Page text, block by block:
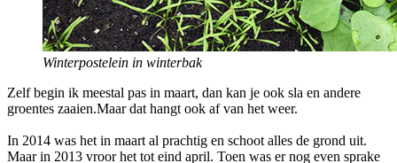
Winterpostelein in winterbak
Zelf begin ik meestal pas in maart, dan kan je ook sla en andere
groentes zaaien.Maar dat hangt ook af van het weer.
In 2014 was het in maart al prachtig en schoot alles de grond uit.
Maar in 2013 vroor het tot eind april. Toen was er nog even sprake